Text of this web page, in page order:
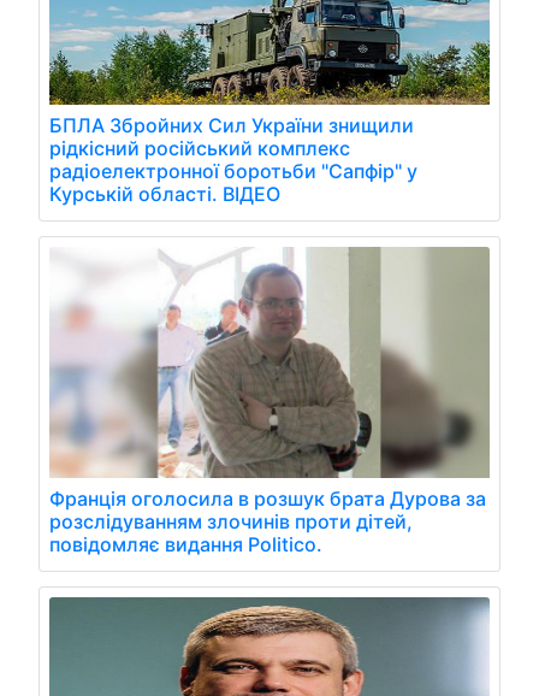
БПЛА Збройних Сил України знищили
рідкісний російський комплекс
радіоелектронної боротьби "Сапфір" у
Курській області. ВІДЕО
Франція оголосила в розшук брата Дурова за
розслідуванням злочинів проти дітей,
повідомляє видання Politico.